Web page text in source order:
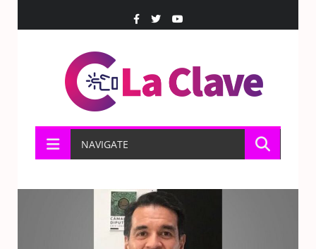
NAVIGATE